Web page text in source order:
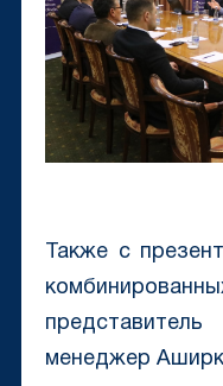
Также с
менеджер